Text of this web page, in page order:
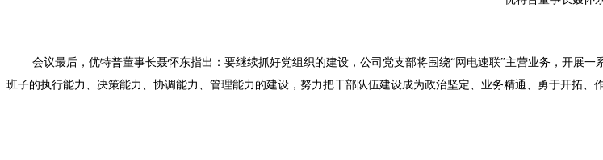
会议最后，优特普董事长聂怀东指出：要继续抓好党组织的建设，公司党支部将围绕“网电速联”主营业务，开展
班子的执行能力、决策能力、协调能力、管理能力的建设，努力把干部队伍建设成为政治坚定、业务精通、勇于开拓、